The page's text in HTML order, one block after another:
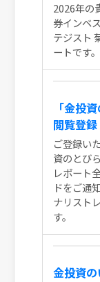
2026年の
券インベ
テジスト
ートです。
「金投
閲覧登録
ご登録い
資のとび
レポート
ドをご通
ナリスト
す。
金投資